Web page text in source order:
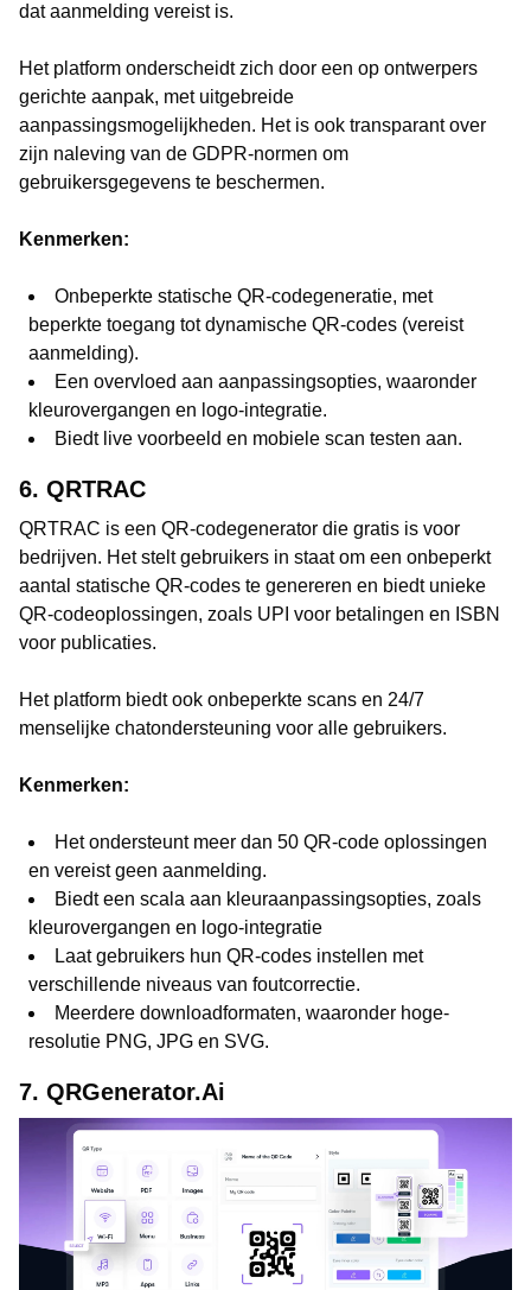
dat aanmelding vereist is.
Het platform onderscheidt zich door een op ontwerpers
gerichte aanpak, met uitgebreide
aanpassingsmogelijkheden. Het is ook transparant over
zijn naleving van de GDPR-normen om
gebruikersgegevens te beschermen.
Kenmerken:
Onbeperkte statische QR-codegeneratie, met
beperkte toegang tot dynamische QR-codes (vereist
aanmelding).
Een overvloed aan aanpassingsopties, waaronder
kleurovergangen en logo-integratie.
Biedt live voorbeeld en mobiele scan testen aan.
6. QRTRAC
QRTRAC is een QR-codegenerator die gratis is voor
bedrijven. Het stelt gebruikers in staat om een onbeperkt
aantal statische QR-codes te genereren en biedt unieke
QR-codeoplossingen, zoals UPI voor betalingen en ISBN
voor publicaties.
Het platform biedt ook onbeperkte scans en 24/7
menselijke chatondersteuning voor alle gebruikers.
Kenmerken:
Het ondersteunt meer dan 50 QR-code oplossingen
en vereist geen aanmelding.
Biedt een scala aan kleuraanpassingsopties, zoals
kleurovergangen en logo-integratie
Laat gebruikers hun QR-codes instellen met
verschillende niveaus van foutcorrectie.
Meerdere downloadformaten, waaronder hoge-
resolutie PNG, JPG en SVG.
7. QRGenerator.Ai